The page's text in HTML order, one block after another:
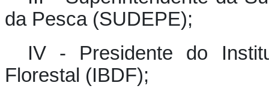
da Pesca (SUDEPE);
IV - Presidente do
Florestal (IBDF);